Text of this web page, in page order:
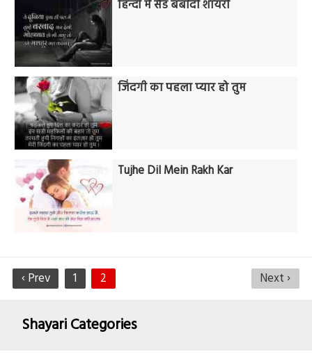
हिन्दी में सैड बर्बादी शायरी
जिंदगी का पहला प्यार हो तुम
Tujhe Dil Mein Rakh Kar
‹ Prev 1 2 Next ›
Shayari Categories